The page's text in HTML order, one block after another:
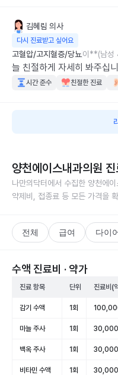
김혜림 의사
다시 진료받고 싶어요
고혈압/고지혈증/당뇨이**(남성
늘 친절하게 자세히 봐주십
시간 준수 친절한 진료
양천에이스내과의원
나만의닥터에서 수집한 양천에
약제비, 접종료 등 모든 가격을
전체 급여 다이
수액 진료비 · 약가
진료 항목 단위 진료비(
감기 수액 1회
마늘 주사 1회 30,000
백옥 주사 1회 30,000
비타민 수액 1회 30,000